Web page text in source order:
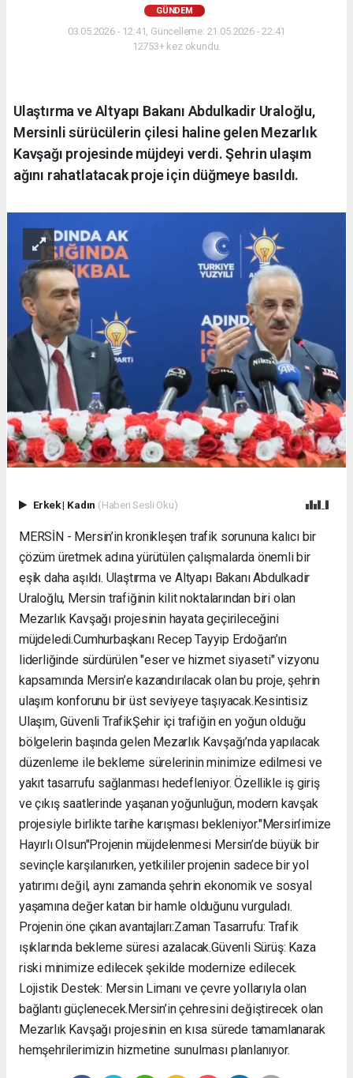
GÜNDEM
03.05.2026 - 12:41, Güncelleme: 21.05.2026 - 22:41
12753+ kez okundu.
Ulaştırma ve Altyapı Bakanı Abdulkadir Uraloğlu,
Mersinli sürücülerin çilesi haline gelen Mezarlık
Kavşağı projesinde müjdeyi verdi. Şehrin ulaşım
ağını rahatlatacak proje için düğmeye basıldı.
Erkek| Kadın (Haberi Sesli Oku)
MERSİN - Mersin’in kronikleşen trafik sorununa kalıcı bir
çözüm üretmek adına yürütülen çalışmalarda önemli bir
eşik daha aşıldı. Ulaştırma ve Altyapı Bakanı Abdulkadir
Uraloğlu, Mersin trafiğinin kilit noktalarından biri olan
Mezarlık Kavşağı projesinin hayata geçirileceğini
müjdeledi. ​Cumhurbaşkanı Recep Tayyip Erdoğan’ın
liderliğinde sürdürülen "eser ve hizmet siyaseti" vizyonu
kapsamında Mersin’e kazandırılacak olan bu proje, şehrin
ulaşım konforunu bir üst seviyeye taşıyacak. ​Kesintisiz
Ulaşım, Güvenli Trafik ​Şehir içi trafiğin en yoğun olduğu
bölgelerin başında gelen Mezarlık Kavşağı’nda yapılacak
düzenleme ile bekleme sürelerinin minimize edilmesi ve
yakıt tasarrufu sağlanması hedefleniyor. Özellikle iş giriş
ve çıkış saatlerinde yaşanan yoğunluğun, modern kavşak
projesiyle birlikte tarihe karışması bekleniyor. ​"Mersin’imize
Hayırlı Olsun" ​Projenin müjdelenmesi Mersin’de büyük bir
sevinçle karşılanırken, yetkililer projenin sadece bir yol
yatırımı değil, aynı zamanda şehrin ekonomik ve sosyal
yaşamına değer katan bir hamle olduğunu vurguladı. ​
Projenin öne çıkan avantajları: ​Zaman Tasarrufu: Trafik
ışıklarında bekleme süresi azalacak. ​Güvenli Sürüş: Kaza
riski minimize edilecek şekilde modernize edilecek. ​
Lojistik Destek: Mersin Limanı ve çevre yollarıyla olan
bağlantı güçlenecek. ​Mersin’in çehresini değiştirecek olan
Mezarlık Kavşağı projesinin en kısa sürede tamamlanarak
hemşehrilerimizin hizmetine sunulması planlanıyor.